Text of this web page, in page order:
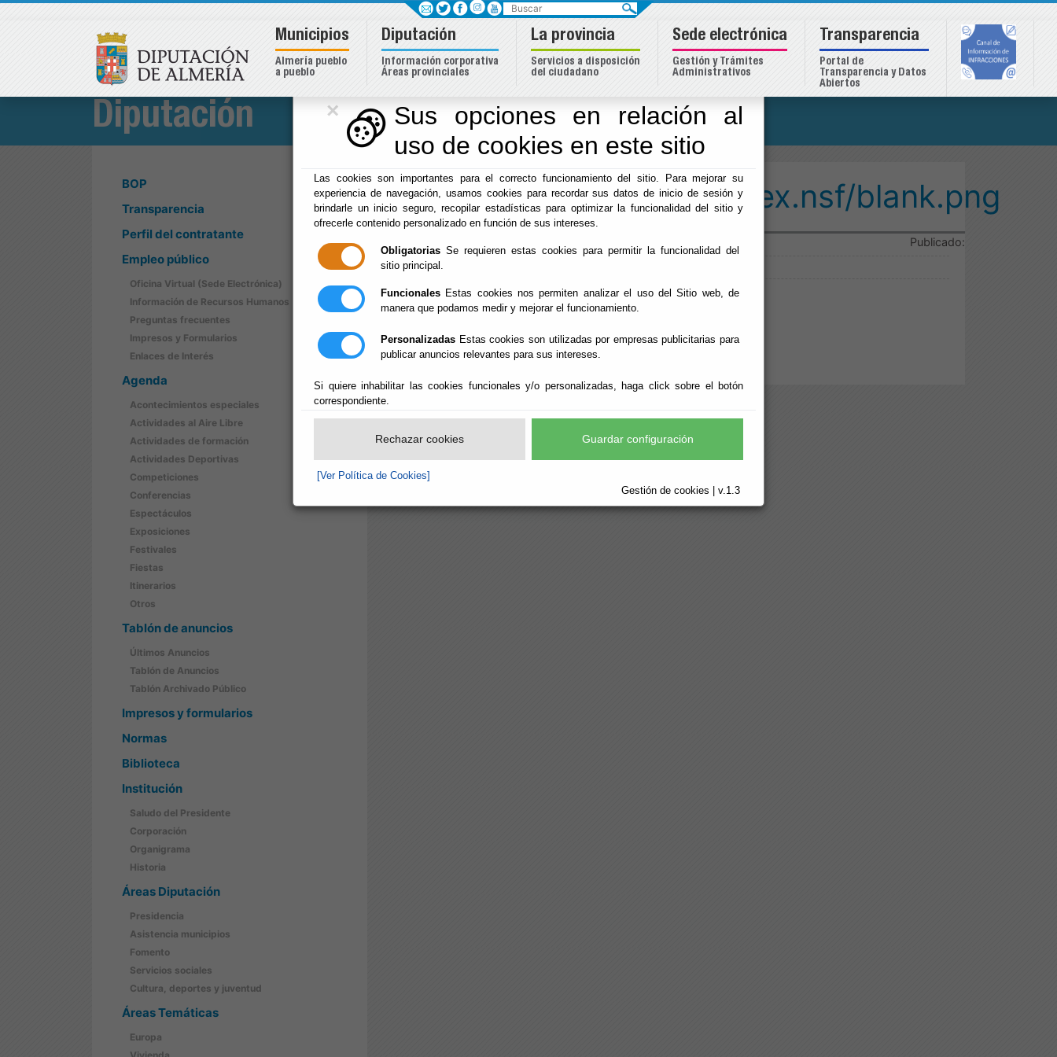
×
Sus opciones en relación al
uso de cookies en este sitio
Las cookies son importantes para el correcto funcionamiento del sitio. Para mejorar su
experiencia de navegación, usamos cookies para recordar sus datos de inicio de sesión y
brindarle un inicio seguro, recopilar estadísticas para optimizar la funcionalidad del sitio y
ofrecerle contenido personalizado en función de sus intereses.
Obligatorias Se requieren estas cookies para permitir la funcionalidad del
sitio principal.
Funcionales Estas cookies nos permiten analizar el uso del Sitio web, de
manera que podamos medir y mejorar el funcionamiento.
Personalizadas Estas cookies son utilizadas por empresas publicitarias para
publicar anuncios relevantes para sus intereses.
Si quiere inhabilitar las cookies funcionales y/o personalizadas, haga click sobre el botón
correspondiente.
Rechazar cookies Guardar configuración
[Ver Política de Cookies]
Gestión de cookies | v.1.3
Diputación
BOP
Transparencia
Perfil del contratante
Empleo público
Oficina Virtual (Sede Electrónica)
Información de Recursos Humanos
Preguntas frecuentes
Impresos y Formularios
Enlaces de Interés
Agenda
Acontecimientos especiales
Actividades al Aire Libre
Actividades de formación
Actividades Deportivas
Competiciones
Conferencias
Espectáculos
Exposiciones
Festivales
Fiestas
Itinerarios
Otros
Tablón de anuncios
Últimos Anuncios
Tablón de Anuncios
Tablón Archivado Público
Impresos y formularios
Normas
Biblioteca
Institución
Saludo del Presidente
Corporación
Organigrama
Historia
Áreas Diputación
Presidencia
Asistencia municipios
Fomento
Servicios sociales
Cultura, deportes y juventud
Áreas Temáticas
Europa
Inicio -Diputación -
/Servicios/cmsdipro/index.nsf/blank.png
- -
Publicado:
[más información]
Buscar
Municipios
Almería pueblo
a pueblo
Diputación
Información corporativa
Áreas provinciales
La provincia
Servicios a disposición
del ciudadano
Sede electrónica
Gestión y Trámites
Administrativos
Transparencia
Portal de
Transparencia y Datos
Abiertos